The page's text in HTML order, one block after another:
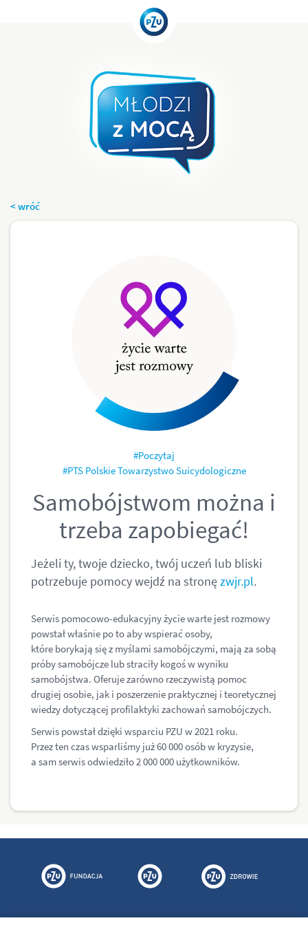
< wróć
#Poczytaj
#PTS Polskie Towarzystwo Suicydologiczne
Samobójstwom można i
trzeba zapobiegać!
Jeżeli ty, twoje dziecko, twój uczeń lub bliski
potrzebuje pomocy wejdź na stronęzwjr.pl.
Serwis pomocowo-edukacyjny życie warte jest rozmowy
powstał właśnie po to aby wspierać osoby,
które borykają się z myślami samobójczymi, mają za sobą
próby samobójcze lub straciły kogoś w wyniku
samobójstwa. Oferuje zarówno rzeczywistą pomoc
drugiej osobie, jak i poszerzenie praktycznej i teoretycznej
wiedzy dotyczącej profilaktyki zachowań samobójczych.
Serwis powstał dzięki wsparciu PZU w 2021 roku.
Przez ten czas wsparliśmy już 60 000 osób w kryzysie,
a sam serwis odwiedziło 2 000 000 użytkowników.